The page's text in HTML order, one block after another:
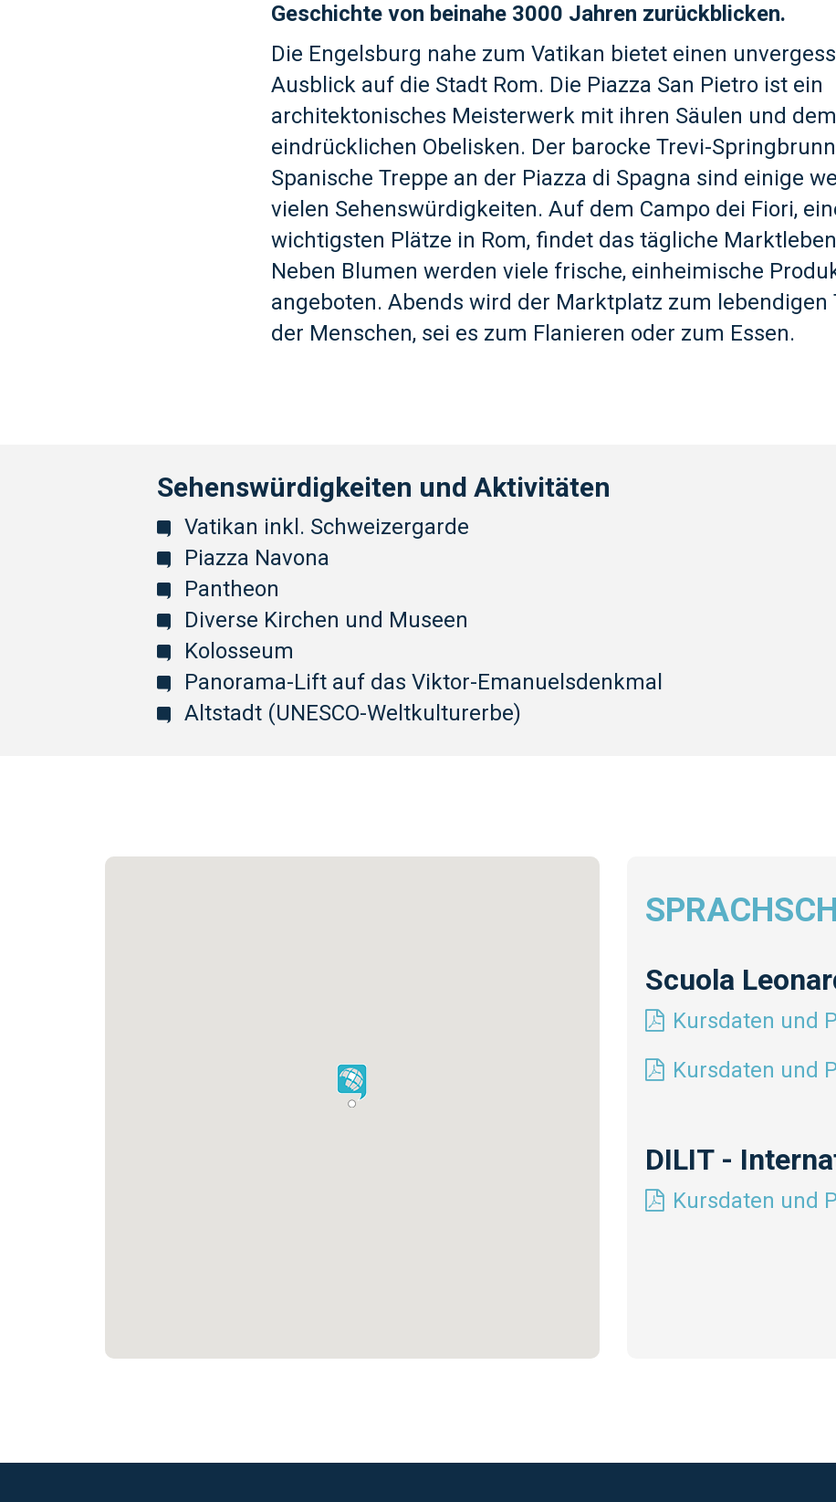
Geschichte von beinahe 3000 Jahren zurückblicken.
Die Engelsburg nahe zum Vatikan bietet einen
Ausblick auf die Stadt Rom. Die Piazza San Pietro ist ein
architektonisches Meisterwerk mit ihren Säulen und dem
eindrücklichen Obelisken. Der barocke Trevi-
Spanische Treppe an der Piazza di Spagna sind einige
vielen Sehenswürdigkeiten. Auf dem Campo dei Fiori,
wichtigsten Plätze in Rom, findet das tägliche
Neben Blumen werden viele frische, einheimische
angeboten. Abends wird der Marktplatz zum
der Menschen, sei es zum Flanieren oder zum Essen.
Sehenswürdigkeiten und Aktivitäten
Vatikan inkl. Schweizergarde
Piazza Navona
Pantheon
Diverse Kirchen und Museen
Kolosseum
Panorama-Lift auf das Viktor-Emanuelsdenkmal
Altstadt (UNESCO-Weltkulturerbe)
Scuola
Kursdaten und
Kursdaten und
DILIT -
Kursdaten und